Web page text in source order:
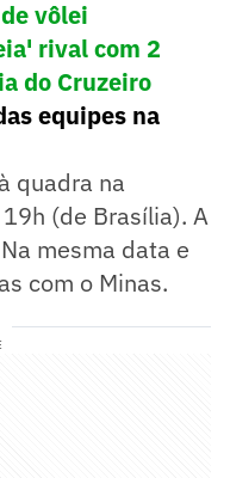
vôlei
rival com 2
do Cruzeiro
equipes na
quadra na
(de Brasília). A
mesma data e
com o Minas.